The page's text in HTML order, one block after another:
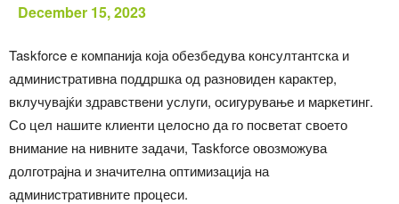
December 15, 2023
Taskforce е компанија која обезбедува консултантска и
административна поддршка од разновиден карактер,
вклучувајќи здравствeни услуги, осигурување и маркетинг.
Со цел нашите клиенти целосно да го посветат своето
внимание на нивните задачи, Taskforce овозможува
долготрајна и значителна оптимизација на
администpaтивните процеси.